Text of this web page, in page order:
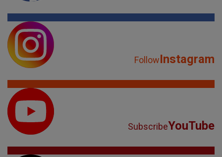
FollowInstagram
SubscribeYouTube